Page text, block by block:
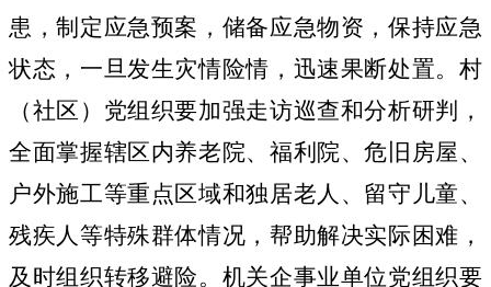
患，制定应急预案，储备应急物资，保持应急
状态，一旦发生灾情险情，迅速果断处置。村
（社区）党组织要加强走访巡查和分析研判，
全面掌握辖区内养老院、福利院、危旧房屋、
户外施工等重点区域和独居老人、留守儿童、
残疾人等特殊群体情况，帮助解决实际困难，
及时组织转移避险。机关企事业单位党组织要